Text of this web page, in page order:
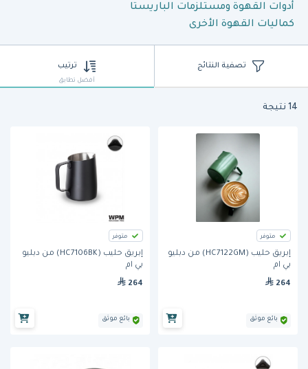
أدوات القهوة ومستلزمات الباريستا
كماليات القهوة الأخرى
تصفية النتائج ترتيب
أفضل تطابق
14 نتيجة
متوفر
إبريق حليب (HC7122GM) من دبليو
بي ام
264
بائع موثق
متوفر
إبريق حليب (HC7106BK) من دبليو
بي ام
264
بائع موثق